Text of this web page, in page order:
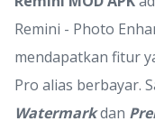
Remini - Photo
mendapatkan fitur
Pro alias berbayar.
Watermarkdan